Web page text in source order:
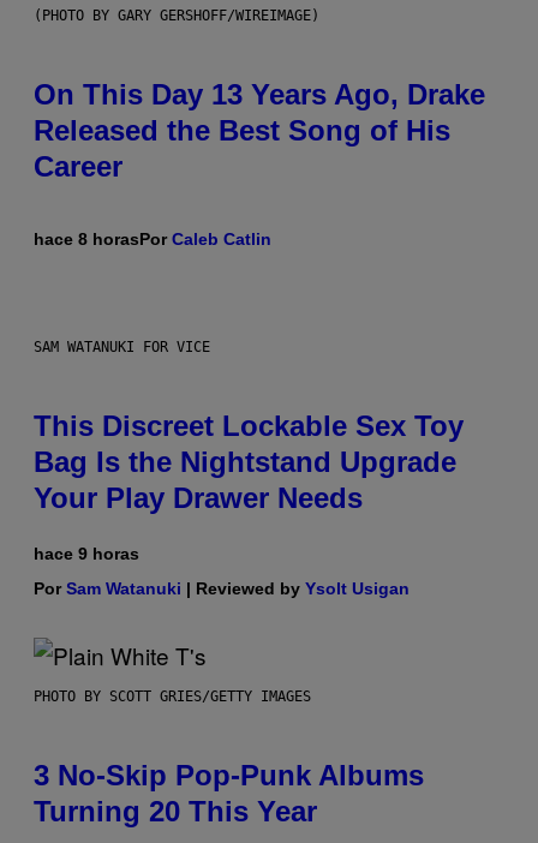
(PHOTO BY GARY GERSHOFF/WIREIMAGE)
On This Day 13 Years Ago, Drake
Released the Best Song of His
Career
hace 8 horasPorCaleb Catlin
SAM WATANUKI FOR VICE
This Discreet Lockable Sex Toy
Bag Is the Nightstand Upgrade
Your Play Drawer Needs
hace 9 horas
PorSam Watanuki | Reviewed by Ysolt Usigan
PHOTO BY SCOTT GRIES/GETTY IMAGES
3 No-Skip Pop-Punk Albums
Turning 20 This Year